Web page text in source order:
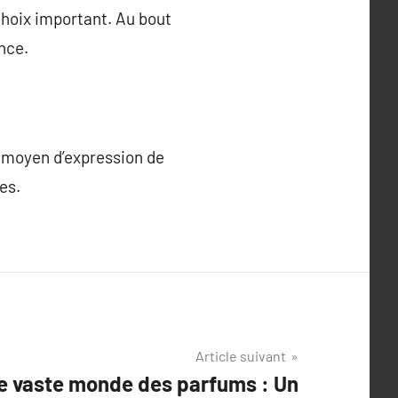
important. Au bout
d’expression de
Article suivant
vaste monde des parfums : Un